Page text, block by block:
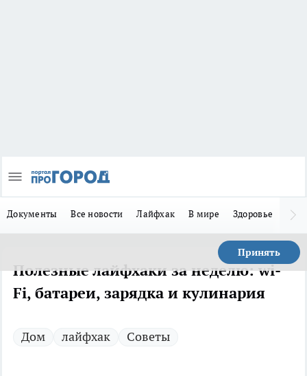
Документы Все новости Лайфхак В мире Здоровье
Принять
Полезные лайфхаки за неделю: wi-
Fi, батареи, зарядка и кулинария
Дом лайфхак Советы